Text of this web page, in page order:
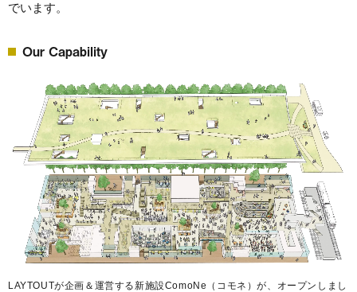
でいます。
Our Capability
LAYTOUTが企画＆運営する新施設ComoNe（コモネ）が、オープンしまし